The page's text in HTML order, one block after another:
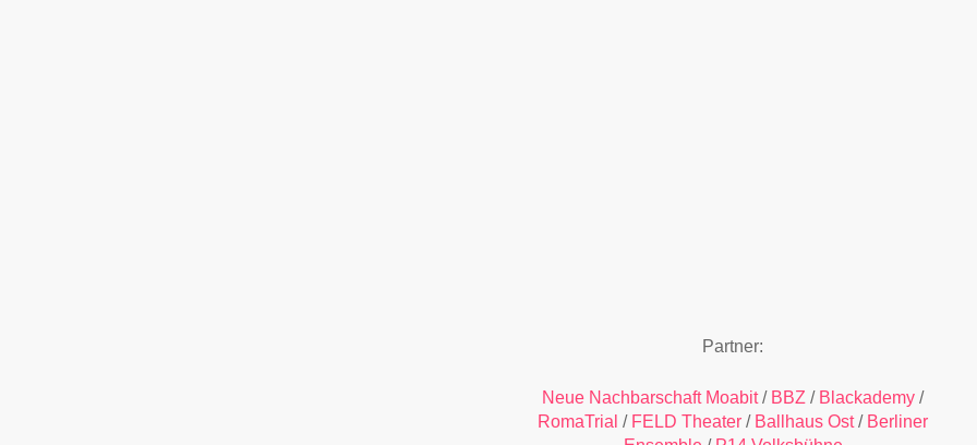
Partner:
Neue Nachbarschaft Moabit/ BBZ / Blackademy /
RomaTrial / FELD Theater / Ballhaus Ost/ Berliner